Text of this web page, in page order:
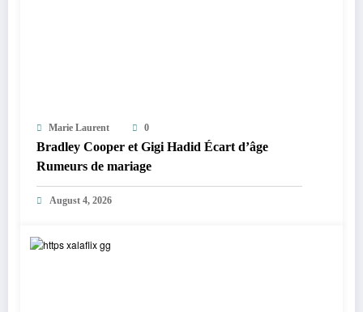
Marie Laurent 0
Bradley Cooper et Gigi Hadid Écart d’âge
Rumeurs de mariage
August 4, 2026